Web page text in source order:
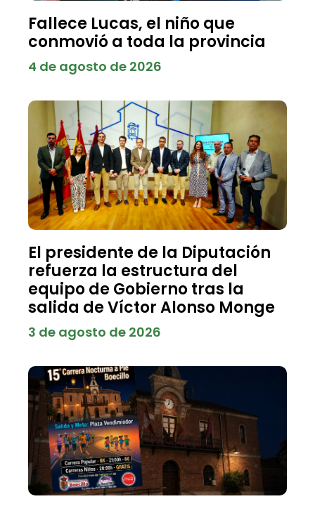
Fallece Lucas, el niño que
conmovió a toda la provincia
4 de agosto de 2026
El presidente de la Diputación
refuerza la estructura del
equipo de Gobierno tras la
salida de Víctor Alonso Monge
3 de agosto de 2026